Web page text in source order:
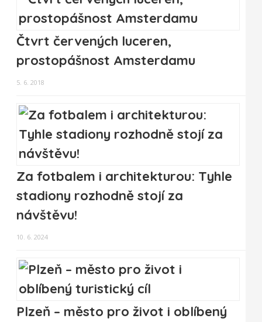
Čtvrt červených luceren,
prostopášnost Amsterdamu
5. 6. 2018
Za fotbalem i architekturou: Tyhle
stadiony rozhodně stojí za
návštěvu!
10. 6. 2024
Plzeň – město pro život i oblíbený